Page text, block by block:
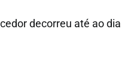
decorreu até ao dia